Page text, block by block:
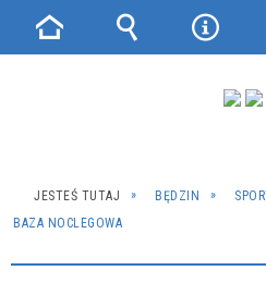
JESTEŚ TUTAJ BĘDZIN
BAZA NOCLEGOWA
Strona Wyszukiwarka